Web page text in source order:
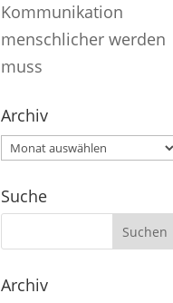
Kommunikation
menschlicher werden
muss
Archiv
Archiv
Suche
Archiv